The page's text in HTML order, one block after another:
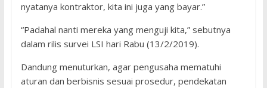
nyatanya kontraktor, kita ini juga yang bayar.”
“Padahal nanti mereka yang menguji kita,” sebutnya
dalam rilis survei LSI hari Rabu (13/2/2019).
Dandung menuturkan, agar pengusaha mematuhi
aturan dan berbisnis sesuai prosedur, pendekatan